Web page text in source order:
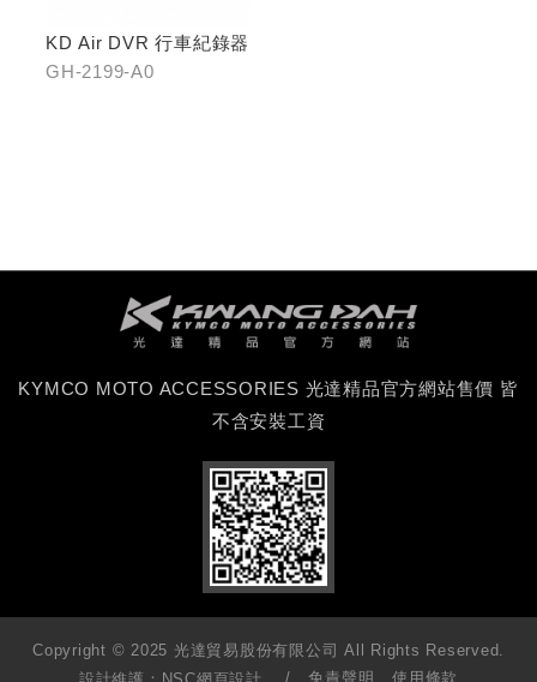
KD Air DVR 行車紀錄器
GH-2199-A0
KYMCO MOTO ACCESSORIES 光達精品官方網站售價 皆
不含安裝工資
Copyright © 2025 光達貿易股份有限公司 All Rights Reserved.
免責聲明 使用條款